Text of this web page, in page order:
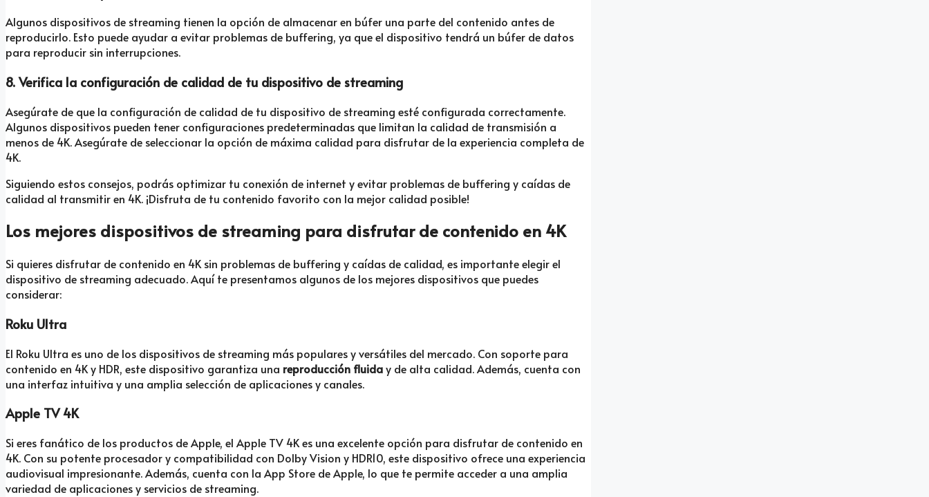
Algunos dispositivos de streaming tienen la opción de almacenar en búfer una parte del contenido antes de
reproducirlo. Esto puede ayudar a evitar problemas de buffering, ya que el dispositivo tendrá un búfer de datos
para reproducir sin interrupciones.
8. Verifica la configuración de calidad de tu dispositivo de streaming
Asegúrate de que la configuración de calidad de tu dispositivo de streaming esté configurada correctamente.
Algunos dispositivos pueden tener configuraciones predeterminadas que limitan la calidad de transmisión a
menos de 4K. Asegúrate de seleccionar la opción de máxima calidad para disfrutar de la experiencia completa de
4K.
Siguiendo estos consejos, podrás optimizar tu conexión de internet y evitar problemas de buffering y caídas de
calidad al transmitir en 4K. ¡Disfruta de tu contenido favorito con la mejor calidad posible!
Los mejores dispositivos de streaming para disfrutar de contenido en 4K
Si quieres disfrutar de contenido en 4K sin problemas de buffering y caídas de calidad, es importante elegir el
dispositivo de streaming adecuado. Aquí te presentamos algunos de los mejores dispositivos que puedes
considerar:
Roku Ultra
El Roku Ultra es uno de los dispositivos de streaming más populares y versátiles del mercado. Con soporte para
contenido en 4K y HDR, este dispositivo garantiza una reproducción fluiday de alta calidad. Además, cuenta con
una interfaz intuitiva y una amplia selección de aplicaciones y canales.
Apple TV 4K
Si eres fanático de los productos de Apple, el Apple TV 4K es una excelente opción para disfrutar de contenido en
4K. Con su potente procesador y compatibilidad con Dolby Vision y HDR10, este dispositivo ofrece una experiencia
audiovisual impresionante. Además, cuenta con la App Store de Apple, lo que te permite acceder a una amplia
variedad de aplicaciones y servicios de streaming.